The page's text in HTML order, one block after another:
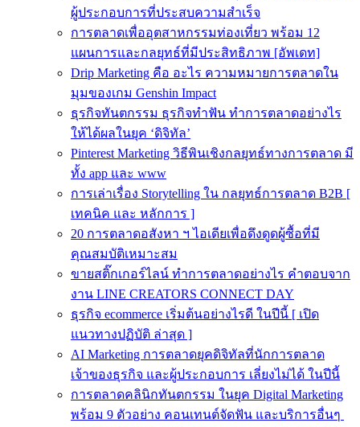
ผู้ประกอบการที่ประสบความสำเร็จ
การตลาดเพื่ออุตสาหกรรมท่องเที่ยว พร้อม 12
แผนการและกลยุทธ์ที่มีประสิทธิภาพ [อัพเดท]
Drip Marketing คือ อะไร ความหมายการตลาดใน
มุมของเกม Genshin Impact
ธุรกิจทันตกรรม ธุรกิจทำฟัน ทำการตลาดอย่างไร
ให้ได้ผลในยุค ‘ดิจิทัล’
Pinterest Marketing วิธีพินเชิงกลยุทธ์ทางการตลาด มี
ทั้ง app และ www
การเล่าเรื่อง Storytelling ใน กลยุทธ์การตลาด B2B [
เทคนิค และ หลักการ ]
20 การตลาดอสังหา ฯ ไอเดียเพื่อดึงดูดผู้ซื้อที่มี
คุณสมบัติเหมาะสม
ขายสติ๊กเกอร์ไลน์ ทำการตลาดอย่างไร คำตอบจาก
งาน LINE CREATORS CONNECT DAY
ธุรกิจ ecommerce เริ่มต้นอย่างไรดี ในปีนี้ [ เปิด
แนวทางปฏิบัติ ล่าสุด ]
AI Marketing การตลาดยุคดิจิทัลที่นักการตลาด
เจ้าของธุรกิจ และผู้ประกอบการ เลี่ยงไม่ได้ ในปีนี้
การตลาดคลินิกทันตกรรม ในยุค Digital Marketing
พร้อม 9 ตัวอย่าง คอนเทนต์จัดฟัน และบริการอื่นๆ